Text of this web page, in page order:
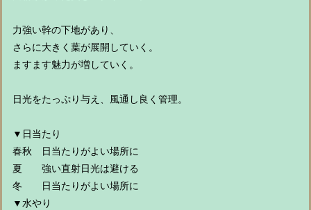
力強い幹の下地があり、
さらに大きく葉が展開していく。
ますます魅力が増していく。
日光をたっぷり与え、風通し良く管理。
▼日当たり
春秋 日当たりがよい場所に
夏 強い直射日光は避ける
冬 日当たりがよい場所に
▼水やり